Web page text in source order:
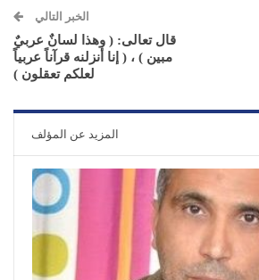
الخبر التالي
قال تعالى: ( وهذا لسانٌ عربيٌ
مبين ) ، ( إنا أنزلنه قرآناً عربياً
لعلكم تعقلون )
المزيد عن المؤلف